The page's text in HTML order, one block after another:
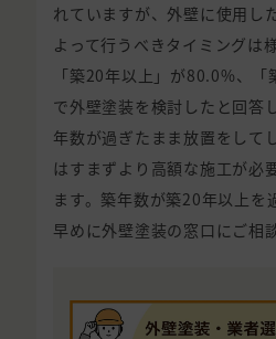
れていますが、外壁に使用し
よって行うべきタイミングは
「築20年以上」が80.0%、
で外壁塗装を検討したと回答
年数が過ぎたまま放置をして
はすまずより高額な施工が必
ます。築年数が築20年以上を
早めに外壁塗装の窓口にご相